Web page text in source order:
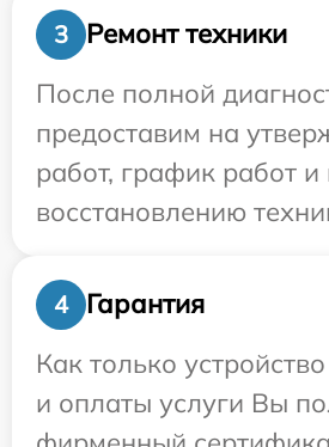
3
Ремонт техники
После полной
предоставим на
работ, график работ
восстановлению
4
Гарантия
Как только
и оплаты услуги Вы